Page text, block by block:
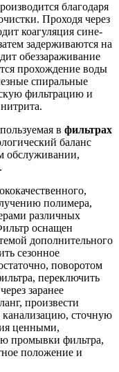
благодаря
Проходя через
коагуляция сине-
задерживаются на
обеззараживание
прохождение воды
спиральные
фильтрацию и
в фильтрах
баланс
обслуживании,
полимера,
различных
оснащен
дополнительного
сезонное
поворотом
переключить
заранее
произвести
канализацию, сточную
ценными,
промывки фильтра,
положение и